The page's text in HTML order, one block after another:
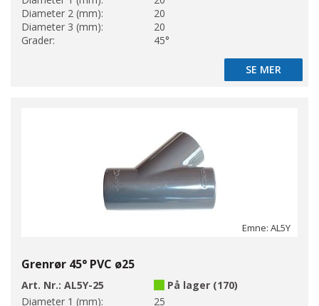
Diameter 2 (mm):
20
Diameter 3 (mm):
20
Grader:
45°
SE MER
SE MER
Emne: AL5Y
Grenrør 45° PVC ø25
Art. Nr.: AL5Y-25
På lager (170)
Diameter 1 (mm):
25